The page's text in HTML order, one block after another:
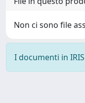
Non ci sono file
I documenti in